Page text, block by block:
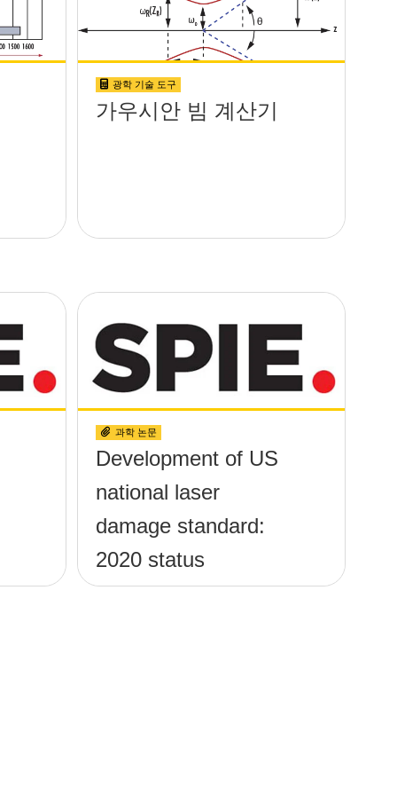
광학 기술 도구
가우시안 빔 계산기
과학 논문
Development of US
national laser
damage standard:
2020 status